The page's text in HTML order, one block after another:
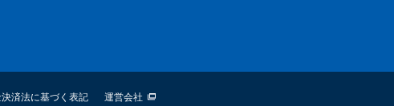
済法に基づく表記 運営会社